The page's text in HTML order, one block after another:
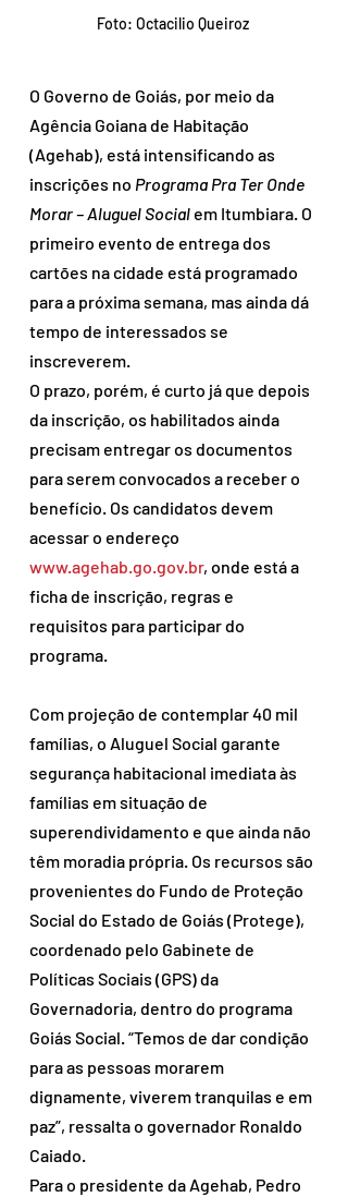
Foto: Octacilio Queiroz
O Governo de Goiás, por meio da
Agência Goiana de Habitação
(Agehab), está intensificando as
inscrições no Programa Pra Ter Onde
Morar – Aluguel Social em Itumbiara. O
primeiro evento de entrega dos
cartões na cidade está programado
para a próxima semana, mas ainda dá
tempo de interessados se
inscreverem.
O prazo, porém, é curto já que depois
da inscrição, os habilitados ainda
precisam entregar os documentos
para serem convocados a receber o
benefício. Os candidatos devem
acessar o endereço
www.agehab.go.gov.br, onde está a
ficha de inscrição, regras e
requisitos para participar do
programa.
Com projeção de contemplar 40 mil
famílias, o Aluguel Social garante
segurança habitacional imediata às
famílias em situação de
superendividamento e que ainda não
têm moradia própria. Os recursos são
provenientes do Fundo de Proteção
Social do Estado de Goiás (Protege),
coordenado pelo Gabinete de
Políticas Sociais (GPS) da
Governadoria, dentro do programa
Goiás Social. “Temos de dar condição
para as pessoas morarem
dignamente, viverem tranquilas e em
paz”, ressalta o governador Ronaldo
Caiado.
Para o presidente da Agehab, Pedro